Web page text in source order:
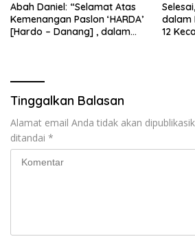
Abah Daniel: “Selamat Atas
Kemenangan Paslon ‘HARDA’
[Hardo – Danang] , dalam
dalam
12
Tinggalkan Balasan
Alamat email Anda tidak akan
ditandai *